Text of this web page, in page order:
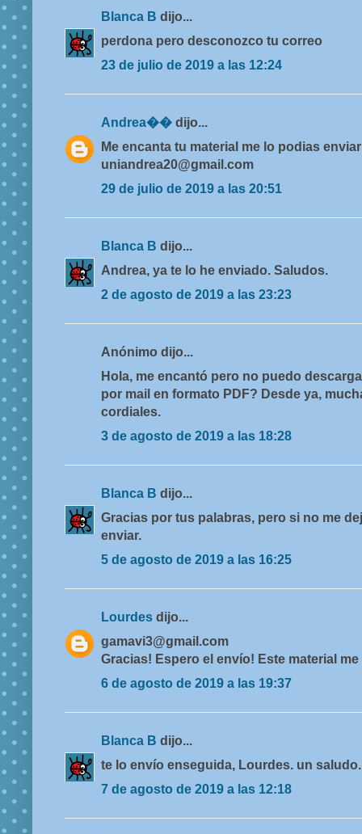
Blanca B dijo...
perdona pero desconozco tu correo
23 de julio de 2019 a las 12:24
Andrea�� dijo...
Me encanta tu material me lo podias
uniandrea20@gmail.com
29 de julio de 2019 a las 20:51
Blanca B dijo...
Andrea, ya te lo he enviado. Saludos.
2 de agosto de 2019 a las 23:23
Anónimo dijo...
Hola, me encantó pero no puedo
por mail en formato PDF? Desde ya,
cordiales.
3 de agosto de 2019 a las 18:28
Blanca B dijo...
Gracias por tus palabras, pero si no me
enviar.
5 de agosto de 2019 a las 16:25
Lourdes dijo...
gamavi3@gmail.com
Gracias! Espero el envío! Este material
6 de agosto de 2019 a las 19:37
Blanca B dijo...
te lo envío enseguida, Lourdes. un saludo.
7 de agosto de 2019 a las 12:18